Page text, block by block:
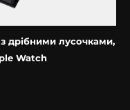
з дрібними лусочками,
Watch